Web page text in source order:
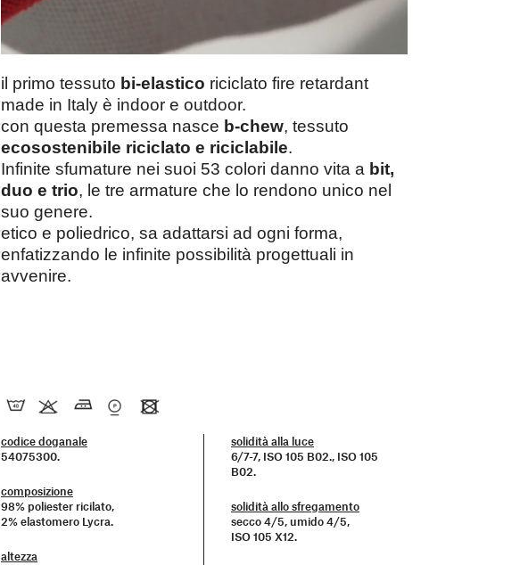
il primo tessuto bi-elastico riciclato fire retardant
made in Italy è indoor e outdoor.
con questa premessa nasce b-chew, tessuto
ecosostenibile riciclato e riciclabile.
Infinite sfumature nei suoi 53 colori danno vita a bit,
duo e trio, le tre armature che lo rendono unico nel
suo genere.
etico e poliedrico, sa adattarsi ad ogni forma,
enfatizzando le infinite possibilità progettuali in
avvenire.
codice doganale
54075300.
composizione
98% poliester ricilato,
2% elastomero Lycra.
altezza
solidità alla luce
6/7-7, ISO 105 B02., ISO 105
B02.
solidità allo sfregamento
secco 4/5, umido 4/5,
ISO 105 X12.